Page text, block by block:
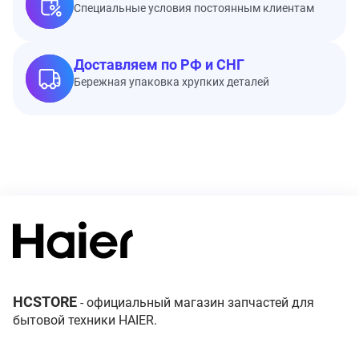
Специальные условия постоянным клиентам
Доставляем по РФ и СНГ
Бережная упаковка хрупких деталей
HCSTORE - официальный магазин запчастей для
бытовой техники HAIER.